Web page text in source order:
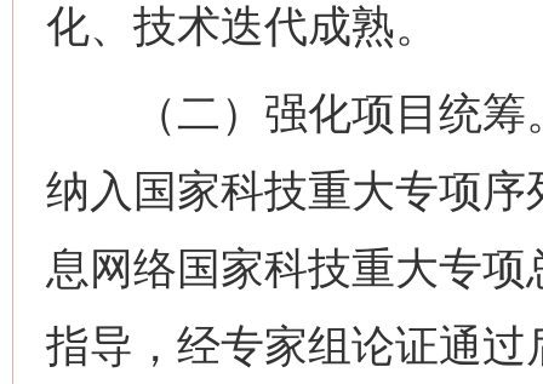
化、技术迭代成熟。
（二）强化项目统筹
纳入国家科技重大专项
息网络国家科技重大专
指导，经专家组论证通